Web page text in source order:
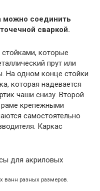
можно соединить
сваркой.
которые
прут или
На одном конце стойки
которая надевается
чаши снизу. Второй
раме крепежными
самостоятельно
Каркас
ванн разных размеров.